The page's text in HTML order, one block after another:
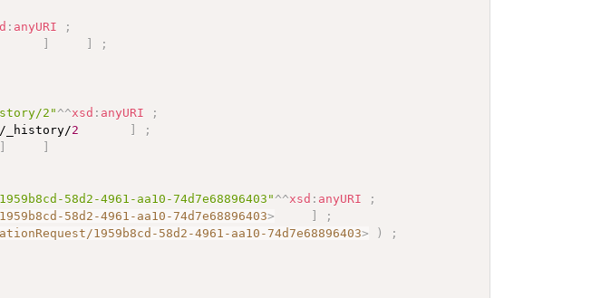
: anyURI
;
;
2" ^^xsd : anyURI
;
_history/2
;
58d2-4961-aa10-74d7e68896403" ^^xsd : anyURI
;
58d2-4961-aa10-74d7e68896403>
;
1959b8cd-58d2-4961-aa10-74d7e68896403> )
;